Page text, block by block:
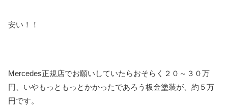
安い！！
Mercedes正規店でお願いしていたらおそらく２０～３０万
円、いやもっともっとかかったであろう板金塗装が、約５万
円です。